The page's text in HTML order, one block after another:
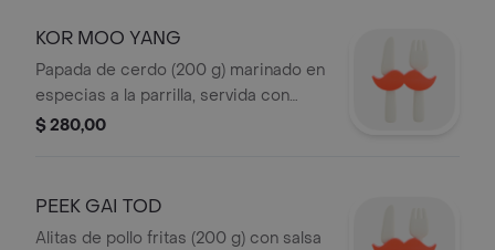
KOR MOO YANG
Papada de cerdo (200 g) marinado en
especias a la parrilla, servida con
salsa picante Nam Jim Jaew.
$ 280,00
PEEK GAI TOD
Alitas de pollo fritas (200 g) con salsa